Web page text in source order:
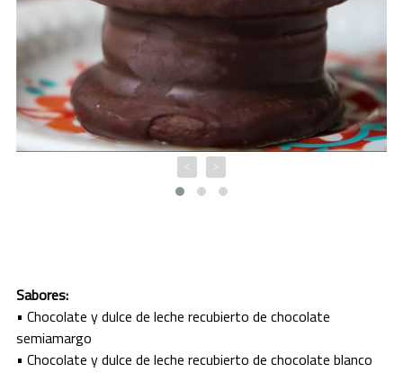
COSTA ATLANTICA
ENTRE RÍOS
FORMOSA
JUJUY
MISIONES
NEUQUEN
RIO NEGRO
< >
Sabores:
• Chocolate y dulce de leche recubierto de chocolate
semiamargo
• Chocolate y dulce de leche recubierto de chocolate blanco